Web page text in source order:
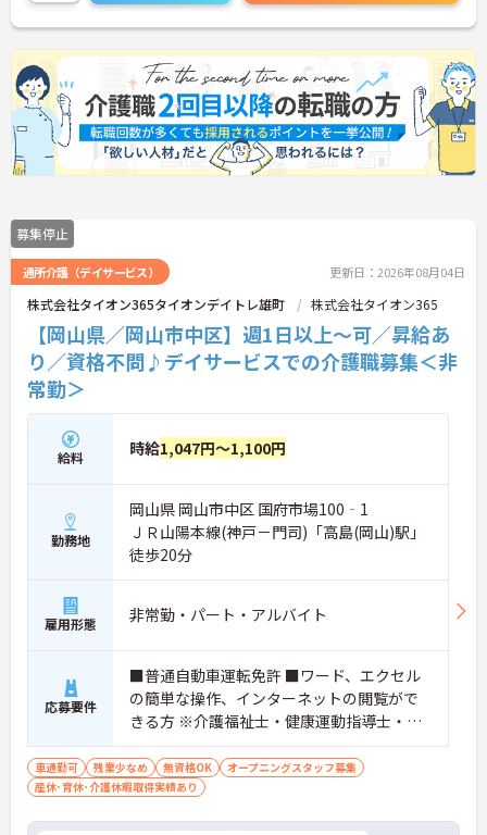
募集停止
通所介護（デイサービス） 更新日：2026年08月04日
株式会社タイオン365タイオンデイトレ雄町 株式会社タイオン365
【岡山県／岡山市中区】週1日以上～可／昇給あ
り／資格不問♪デイサービスでの介護職募集＜非
常勤＞
給料 時給1,047円～1,100円
勤務地
岡山県 岡山市中区 国府市場100‐1
ＪＲ山陽本線(神戸－門司)「高島(岡山)駅」
徒歩20分
雇用形態 非常勤・パート・アルバイト
応募要件
■普通自動車運転免許 ■ワード、エクセル
の簡単な操作、インターネットの閲覧がで
きる方 ※介護福祉士・健康運動指導士・健
康運動実践指導者 あれば尚可
車通勤可 残業少なめ 無資格OK
オープニングスタッフ募集
産休･育休･介護休暇取得実績あり